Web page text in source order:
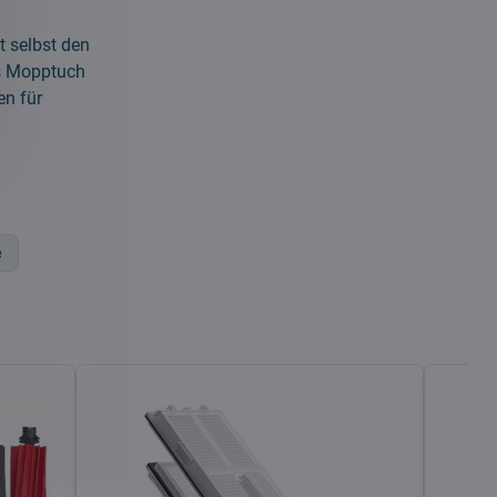
selbst den
Mopptuch
für